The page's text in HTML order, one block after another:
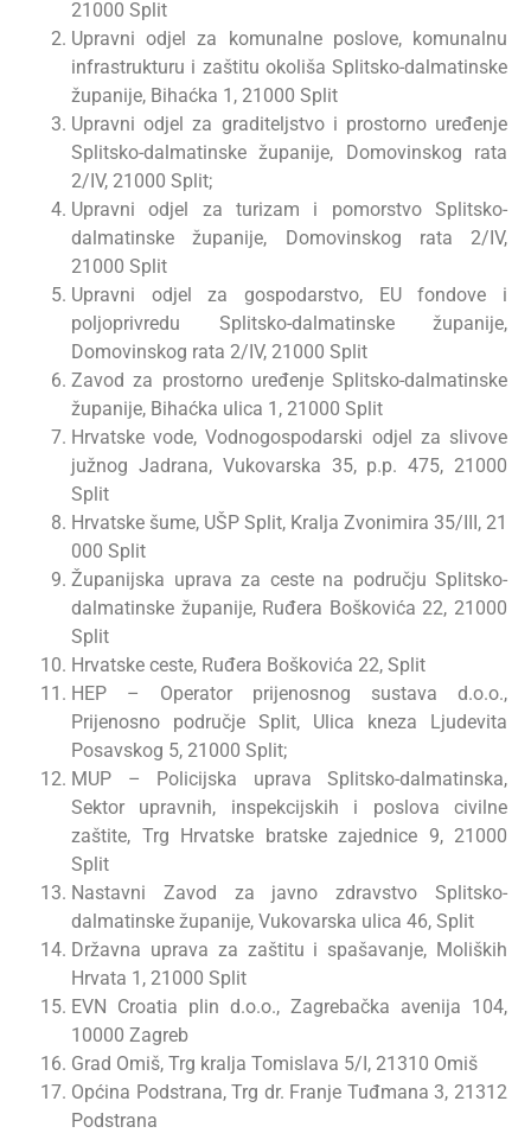
21000 Split
Upravni odjel za komunalne poslove, komunalnu
infrastrukturu i zaštitu okoliša Splitsko-dalmatinske
županije, Bihaćka 1, 21000 Split
Upravni odjel za graditeljstvo i prostorno uređenje
Splitsko-dalmatinske županije, Domovinskog rata
2/IV, 21000 Split;
Upravni odjel za turizam i pomorstvo Splitsko-
dalmatinske županije, Domovinskog rata 2/IV,
21000 Split
Upravni odjel za gospodarstvo, EU fondove i
poljoprivredu Splitsko-dalmatinske županije,
Domovinskog rata 2/IV, 21000 Split
Zavod za prostorno uređenje Splitsko-dalmatinske
županije, Bihaćka ulica 1, 21000 Split
Hrvatske vode, Vodnogospodarski odjel za slivove
južnog Jadrana, Vukovarska 35, p.p. 475, 21000
Split
Hrvatske šume, UŠP Split, Kralja Zvonimira 35/III, 21
000 Split
Županijska uprava za ceste na području Splitsko-
dalmatinske županije, Ruđera Boškovića 22, 21000
Split
Hrvatske ceste, Ruđera Boškovića 22, Split
HEP – Operator prijenosnog sustava d.o.o.,
Prijenosno područje Split, Ulica kneza Ljudevita
Posavskog 5, 21000 Split;
MUP – Policijska uprava Splitsko-dalmatinska,
Sektor upravnih, inspekcijskih i poslova civilne
zaštite, Trg Hrvatske bratske zajednice 9, 21000
Split
Nastavni Zavod za javno zdravstvo Splitsko-
dalmatinske županije, Vukovarska ulica 46, Split
Državna uprava za zaštitu i spašavanje, Moliških
Hrvata 1, 21000 Split
EVN Croatia plin d.o.o., Zagrebačka avenija 104,
10000 Zagreb
Grad Omiš, Trg kralja Tomislava 5/I, 21310 Omiš
Općina Podstrana, Trg dr. Franje Tuđmana 3, 21312
Podstrana